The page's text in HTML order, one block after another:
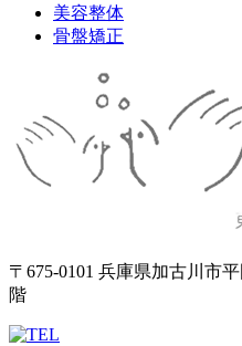
美容整体
骨盤矯正
〒675-0101 兵庫県加古川市
階